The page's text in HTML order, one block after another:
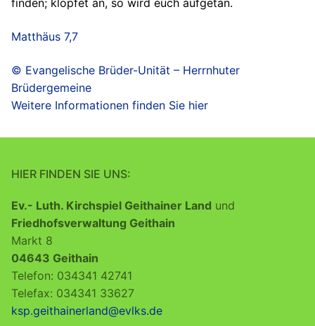
finden; klopfet an, so wird euch aufgetan.
Matthäus 7,7
© Evangelische Brüder-Unität – Herrnhuter
Brüdergemeine
Weitere Informationen finden Sie hier
HIER FINDEN SIE UNS:
Ev.- Luth. Kirchspiel Geithainer Land und
Friedhofsverwaltung Geithain
Markt 8
04643 Geithain
Telefon: 034341 42741
Telefax: 034341 33627
ksp.geithainerland@evlks.de